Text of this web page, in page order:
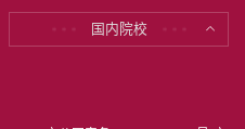
国内院校